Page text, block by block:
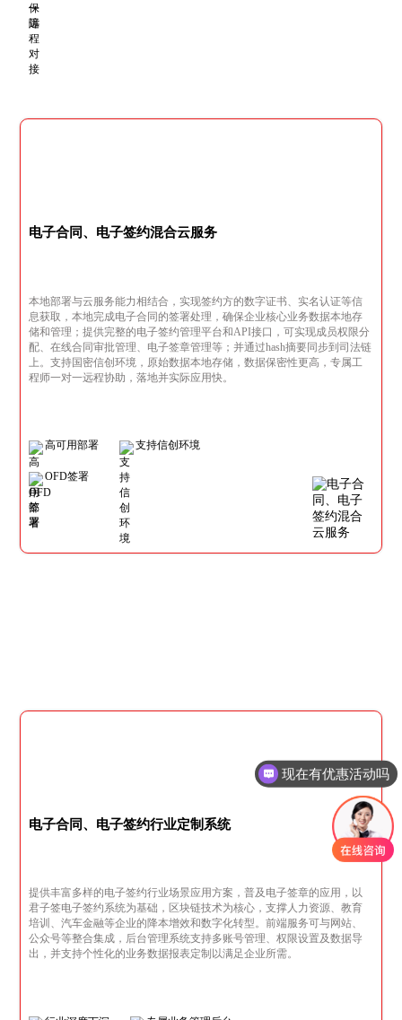
电子合同、电子签约混合云服务
本地部署与云服务能力相结合，实现签约方的数字证书、实名认证等信
息获取，本地完成电子合同的签署处理，确保企业核心业务数据本地存
储和管理；提供完整的电子签约管理平台和API接口，可实现成员权限分
配、在线合同审批管理、电子签章管理等；并通过hash摘要同步到司法链
上。支持国密信创环境，原始数据本地存储，数据保密性更高，专属工
程师一对一远程协助，落地并实际应用快。
高可用部署 支持信创环境
OFD签署
电子合同、电子签约行业定制系统
提供丰富多样的电子签约行业场景应用方案，普及电子签章的应用，以
君子签电子签约系统为基础，区块链技术为核心，支撑人力资源、教育
培训、汽车金融等企业的降本增效和数字化转型。前端服务可与网站、
公众号等整合集成，后台管理系统支持多账号管理、权限设置及数据导
出，并支持个性化的业务数据报表定制以满足企业所需。
现在有优惠活动吗